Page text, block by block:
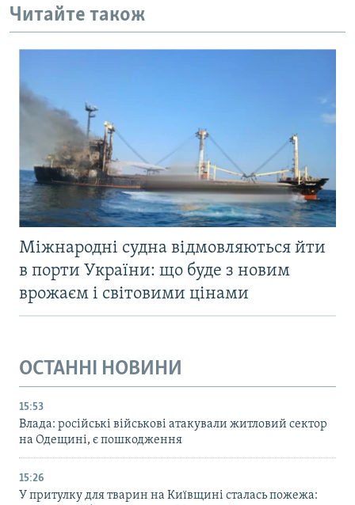
Читайте також
Міжнародні судна відмовляються йти
в порти України: що буде з новим
врожаєм і світовими цінами
ОСТАННІ НОВИНИ
15:53
Влада: російські військові атакували житловий сектор
на Одещині, є пошкодження
15:26
У притулку для тварин на Київщині сталась пожежа: